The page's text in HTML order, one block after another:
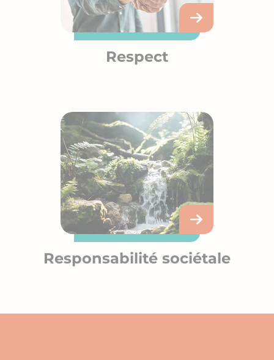
Respect
Responsabilité sociétale